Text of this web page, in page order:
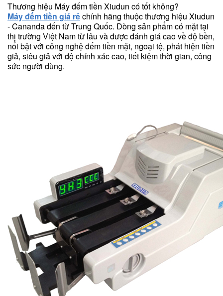
Thương hiệu Máy đếm tiền Xiudun có tốt không?
Máy đếm tiền giá rẻchính hãng thuộc thương hiệu Xiudun
- Cananda đến từ Trung Quốc. Dòng sản phẩm có mặt tại
thị trường Việt Nam từ lâu và được đánh giá cao về độ bền,
nổi bật với công nghệ đếm tiền mặt, ngoại tệ, phát hiện tiền
giả, siêu giả với độ chính xác cao, tiết kiệm thời gian, công
sức người dùng.